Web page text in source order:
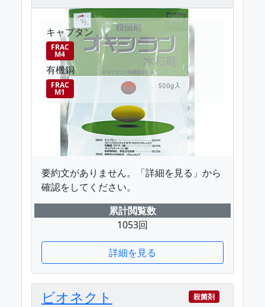
キャプタン
FRAC
M4
有機銅
FRAC
M1
要約文がありません。「詳細を見る」から
確認をしてください。
累計閲覧数
1053回
詳細を見る
ビオネクト 殺菌剤